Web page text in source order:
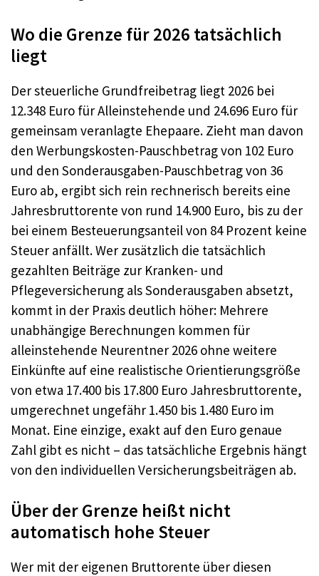
Wo die Grenze für 2026 tatsächlich
liegt
Der steuerliche Grundfreibetrag liegt 2026 bei
12.348 Euro für Alleinstehende und 24.696 Euro für
gemeinsam veranlagte Ehepaare. Zieht man davon
den Werbungskosten-Pauschbetrag von 102 Euro
und den Sonderausgaben-Pauschbetrag von 36
Euro ab, ergibt sich rein rechnerisch bereits eine
Jahresbruttorente von rund 14.900 Euro, bis zu der
bei einem Besteuerungsanteil von 84 Prozent keine
Steuer anfällt. Wer zusätzlich die tatsächlich
gezahlten Beiträge zur Kranken- und
Pflegeversicherung als Sonderausgaben absetzt,
kommt in der Praxis deutlich höher: Mehrere
unabhängige Berechnungen kommen für
alleinstehende Neurentner 2026 ohne weitere
Einkünfte auf eine realistische Orientierungsgröße
von etwa 17.400 bis 17.800 Euro Jahresbruttorente,
umgerechnet ungefähr 1.450 bis 1.480 Euro im
Monat. Eine einzige, exakt auf den Euro genaue
Zahl gibt es nicht – das tatsächliche Ergebnis hängt
von den individuellen Versicherungsbeiträgen ab.
Über der Grenze heißt nicht
automatisch hohe Steuer
Wer mit der eigenen Bruttorente über diesen